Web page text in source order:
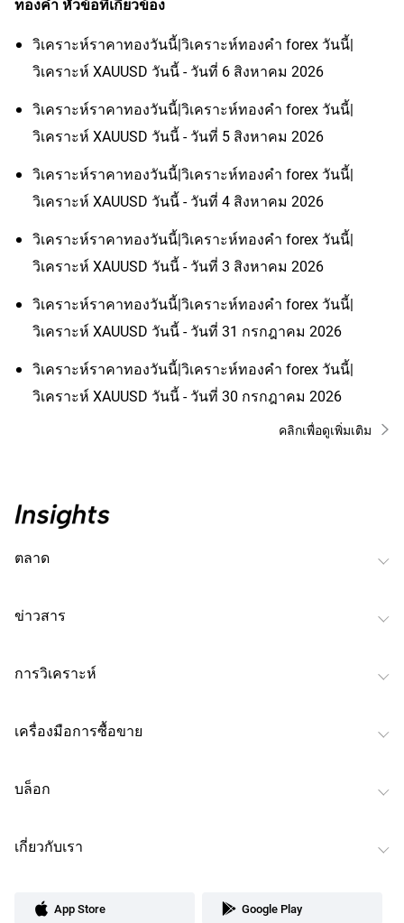
ทองคำ หัวข้อที่เกี่ยวข้อง
วิเคราะห์ราคาทองวันนี้|วิเคราะห์ทองคํา forex วันนี้|
วิเคราะห์ XAUUSD วันนี้ - วันที่ 6 สิงหาคม 2026
วิเคราะห์ราคาทองวันนี้|วิเคราะห์ทองคํา forex วันนี้|
วิเคราะห์ XAUUSD วันนี้ - วันที่ 5 สิงหาคม 2026
วิเคราะห์ราคาทองวันนี้|วิเคราะห์ทองคํา forex วันนี้|
วิเคราะห์ XAUUSD วันนี้ - วันที่ 4 สิงหาคม 2026
วิเคราะห์ราคาทองวันนี้|วิเคราะห์ทองคํา forex วันนี้|
วิเคราะห์ XAUUSD วันนี้ - วันที่ 3 สิงหาคม 2026
วิเคราะห์ราคาทองวันนี้|วิเคราะห์ทองคํา forex วันนี้|
วิเคราะห์ XAUUSD วันนี้ - วันที่ 31 กรกฎาคม 2026
วิเคราะห์ราคาทองวันนี้|วิเคราะห์ทองคํา forex วันนี้|
วิเคราะห์ XAUUSD วันนี้ - วันที่ 30 กรกฎาคม 2026
คลิกเพื่อดูเพิ่มเติม
ตลาด
ข่าวสาร
การวิเคราะห์
เครื่องมือการซื้อขาย
บล็อก
เกี่ยวกับเรา
App Store Google Play